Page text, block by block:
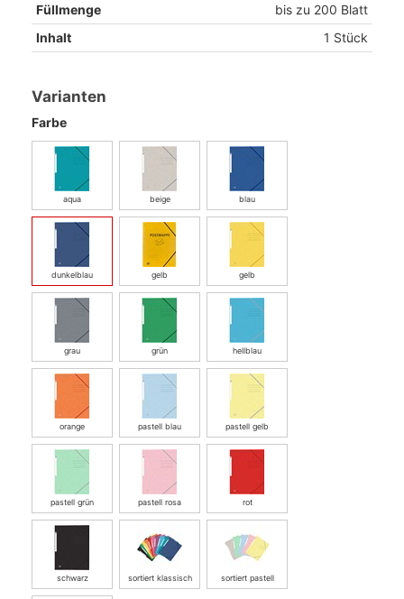
Füllmenge
bis zu 200 Blatt
Inhalt
1 Stück
Varianten
Farbe
aqua beige blau
dunkelblau gelb gelb
grau grün hellblau
orange pastell blau pastell gelb
pastell grün pastell rosa rot
schwarz sortiert klassisch sortiert pastell